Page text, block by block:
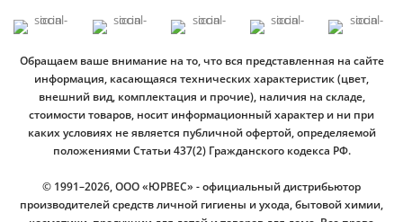
Обращаем ваше внимание на то, что вся представленная на сайте
информация, касающаяся технических характеристик (цвет,
внешний вид, комплектация и прочие), наличия на складе,
стоимости товаров, носит информационный характер и ни при
каких условиях не является публичной офертой, определяемой
положениями Статьи 437(2) Гражданского кодекса РФ.
© 1991–2026, ООО «ЮРВЕС» - официальный дистрибьютор
производителей средств личной гигиены и ухода, бытовой химии,